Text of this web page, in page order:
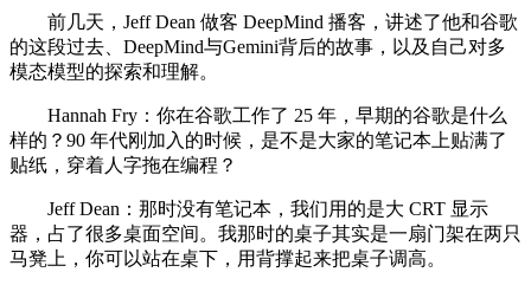
前几天，Jeff Dean 做客 DeepMind 播客，讲述了他和谷歌
的这段过去、DeepMind与Gemini背后的故事，以及自己对多
模态模型的探索和理解。
Hannah Fry：你在谷歌工作了 25 年，早期的谷歌是什么
样的？90 年代刚加入的时候，是不是大家的笔记本上贴满了
贴纸，穿着人字拖在编程？
Jeff Dean：那时没有笔记本，我们用的是大 CRT 显示
器，占了很多桌面空间。我那时的桌子其实是一扇门架在两只
马凳上，你可以站在桌下，用背撑起来把桌子调高。